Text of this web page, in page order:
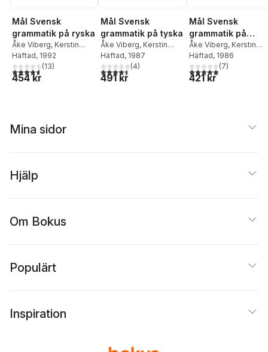
Mål Svensk
grammatik på ryska
Åke Viberg, Kerstin
Ballardini,Sune
Stjärnlöf
Häftad, 1992
4,6utav 5 stjärnor. Totalt antal röster:
(13)
454 kr
Mål Svensk
grammatik på tyska
Åke Viberg, Kerstin
Ballardini,Sune
Stjärnlöf
Häftad, 1987
4,5utav 5 stjärnor. Totalt antal röster:
(4)
491 kr
Mål Svensk
grammatik på
polska
Åke Viberg, Kerstin
Ballardini,Sune
Stjärnlöf
Häftad, 1986
5,0utav 5 stjärnor.
(7)
421 kr
Mina sidor
Hjälp
Om Bokus
Populärt
Inspiration